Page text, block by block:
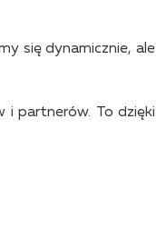
się dynamicznie, ale
i partnerów. To dzięki